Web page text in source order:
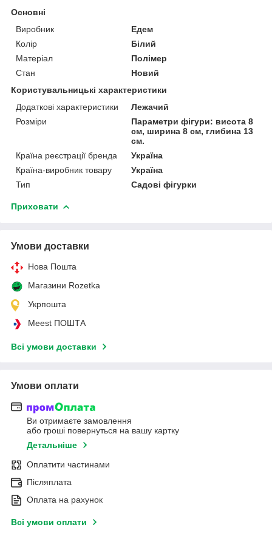
Основні
Виробник
Едем
Колір
Білий
Матеріал
Полімер
Стан
Новий
Користувальницькі характеристики
Додаткові характеристики
Лежачий
Розміри
Параметри фігури: висота 8
см, ширина 8 см, глибина 13
см.
Країна реєстрації бренда
Україна
Країна-виробник товару
Україна
Тип
Садові фігурки
Приховати
Умови доставки
Нова Пошта
Магазини Rozetka
Укрпошта
Meest ПОШТА
Всі умови доставки
Умови оплати
Ви отримаєте замовлення
або гроші повернуться на вашу картку
Детальніше
Оплатити частинами
Післяплата
Оплата на рахунок
Всі умови оплати